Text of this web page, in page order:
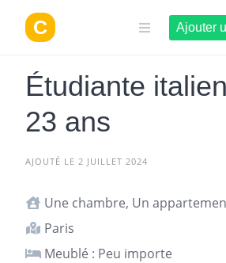
contenu
Ajouter
Étudiante
23 ans
AJOUTÉ LE 2 JUILLET 2024
Une chambre, Un
Paris
Meublé : Peu importe